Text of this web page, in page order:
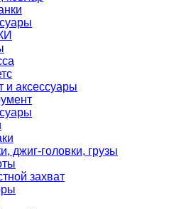
и аксессуары
джиг-головки, грузы
захват